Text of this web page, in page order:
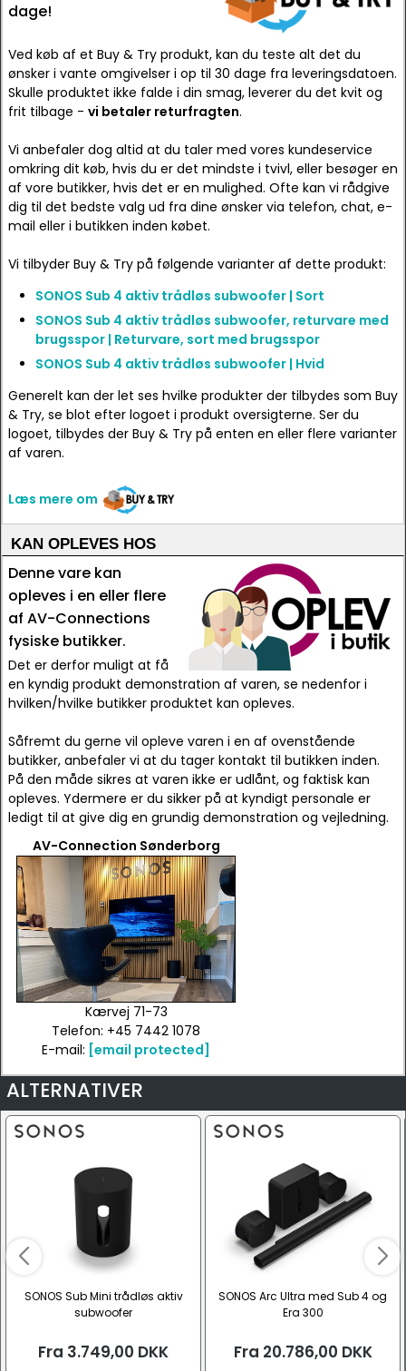
dage!
Ved køb af et Buy & Try produkt, kan du teste alt det du
ønsker i vante omgivelser i op til 30 dage fra leveringsdatoen.
Skulle produktet ikke falde i din smag, leverer du det kvit og
frit tilbage - vi betaler returfragten.
Vi anbefaler dog altid at du taler med vores kundeservice
omkring dit køb, hvis du er det mindste i tvivl, eller besøger en
af vore butikker, hvis det er en mulighed. Ofte kan vi rådgive
dig til det bedste valg ud fra dine ønsker via telefon, chat, e-
mail eller i butikken inden købet.
Vi tilbyder Buy & Try på følgende varianter af dette produkt:
SONOS Sub 4 aktiv trådløs subwoofer | Sort
SONOS Sub 4 aktiv trådløs subwoofer, returvare med
brugsspor | Returvare, sort med brugsspor
SONOS Sub 4 aktiv trådløs subwoofer | Hvid
Generelt kan der let ses hvilke produkter der tilbydes som Buy
& Try, se blot efter logoet i produkt oversigterne. Ser du
logoet, tilbydes der Buy & Try på enten en eller flere varianter
af varen.
Læs mere om
KAN OPLEVES HOS
Denne vare kan
opleves i en eller flere
af AV-Connections
fysiske butikker.
Det er derfor muligt at få
en kyndig produkt demonstration af varen, se nedenfor i
hvilken/hvilke butikker produktet kan opleves.
Såfremt du gerne vil opleve varen i en af ovenstående
butikker, anbefaler vi at du tager kontakt til butikken inden.
På den måde sikres at varen ikke er udlånt, og faktisk kan
opleves. Ydermere er du sikker på at kyndigt personale er
ledigt til at give dig en grundig demonstration og vejledning.
AV-Connection Sønderborg
Kærvej 71-73
Telefon: +45 7442 1078
E-mail: [email protected]
ALTERNATIVER
SONOS Sub Mini trådløs aktiv
subwoofer
Fra 3.749,00 DKK
SONOS Arc Ultra med Sub 4 og
Era 300
Fra 20.786,00 DKK